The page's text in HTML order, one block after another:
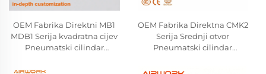
OEM Fabrika Direktni MB1
MDB1 Serija kvadratna cijev
Pneumatski cilindar
jednorudni zračni cilindar
OEM Fabrika Direktna CMK2
Serija Srednji otvor
Pneumatski cilindar
okrugli cilindar za zrak